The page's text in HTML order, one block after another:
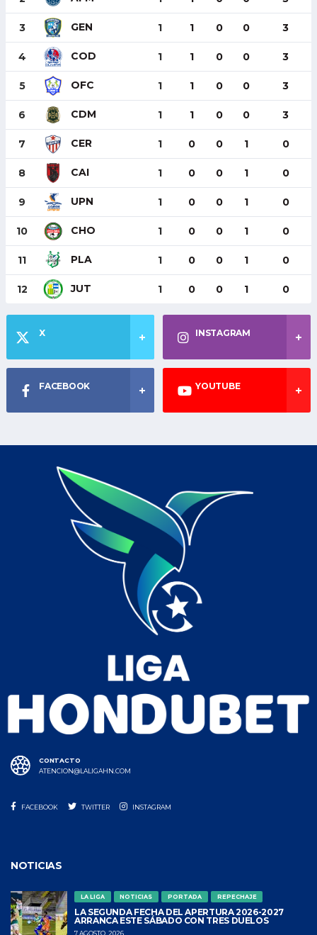
3 GEN 1 1 0 0 3
4 COD 1 1 0 0 3
5 OFC 1 1 0 0 3
6 CDM 1 1 0 0 3
7 CER 1 0 0 1 0
8 CAI 1 0 0 1 0
9 UPN 1 0 0 1 0
10 CHO 1 0 0 1 0
11 PLA 1 0 0 1 0
12 JUT 1 0 0 1 0
X INSTAGRAM
FACEBOOK YOUTUBE
CONTACTO
ATENCION@LALIGAHN.COM
FACEBOOK TWITTER INSTAGRAM
NOTICIAS
LA LIGA NOTICIAS PORTADA REPECHAJE
LA SEGUNDA FECHA DEL APERTURA 2026-2027
ARRANCA ESTE SÁBADO CON TRES DUELOS
7 AGOSTO, 2026